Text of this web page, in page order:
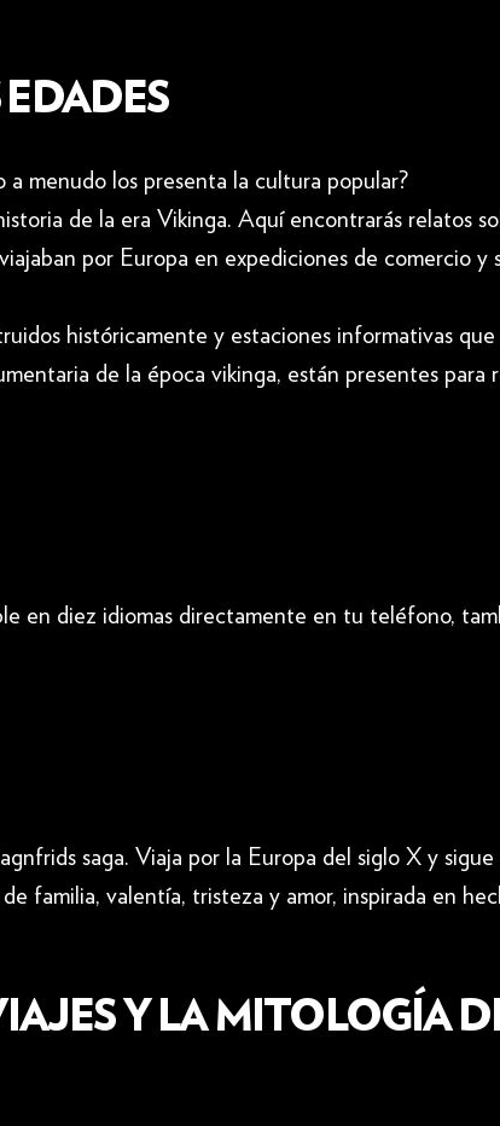
a menudo los presenta la cultura popular?
de la era Vikinga. Aquí encontrarás relatos
por Europa en expediciones de comercio y
históricamente y estaciones informativas
de la época vikinga, están presentes para
en diez idiomas directamente en tu teléfono,
saga. Viaja por la Europa del siglo X y
familia, valentía, tristeza y amor, inspirada en
Y LA MITOLOGÍA